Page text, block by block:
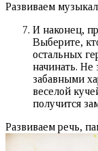
Развиваем
И наконец,
Выберите,
остальных
начинать. Не
забавными
веселой
получится
Развиваем речь,